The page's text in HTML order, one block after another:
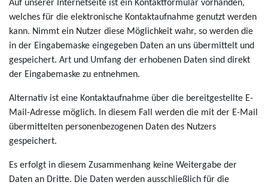
Auf unserer Internetseite ist ein Kontaktformular vorhanden,
welches für die elektronische Kontaktaufnahme genutzt werden
kann. Nimmt ein Nutzer diese Möglichkeit wahr, so werden die
in der Eingabemaske eingegeben Daten an uns übermittelt und
gespeichert. Art und Umfang der erhobenen Daten sind direkt
der Eingabemaske zu entnehmen.
Alternativ ist eine Kontaktaufnahme über die bereitgestellte E-
Mail-Adresse möglich. In diesem Fall werden die mit der E-Mail
übermittelten personenbezogenen Daten des Nutzers
gespeichert.
Es erfolgt in diesem Zusammenhang keine Weitergabe der
Daten an Dritte. Die Daten werden ausschließlich für die